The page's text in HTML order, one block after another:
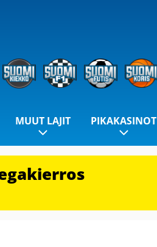
MUUT LAJIT PIKAKASINOT